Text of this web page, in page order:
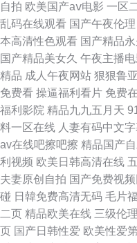
高清无码久久日韩 成人在线大
情综合五月 天堂网加勒比亚洲
九热免费 欧美B性交 www69福
片 91传媒成人网站 久久高潮国
品在线 91伦理聚合 91传媒在
香蕉视频国产电影 韩国欧美日
精品伦一区二 人人舔人人爱 日
自拍 欧美国产aⅴ电影 一区
乱码在线观看 国产午夜伦理
本高清性色观看 国产精品
国产精品美女久 午夜主播
精品 成人午夜网站 狠狠鲁
免费看 操逼福利看片 免费
福利影院 精品九九五月天
料一区在线 人妻有码中文
av在线吧擦吧擦 精品国产
利视频 欧美日韩高清在线
夫妻原创自拍 国产免费视
碰 日韓免费高清无码 毛片
二页 精品欧美在线 三级伦
页 国产日韩性爱 欧美性爱